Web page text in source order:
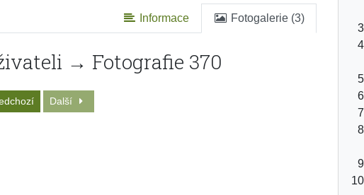
Informace Fotogalerie (3)
→ Fotografie 370
Další